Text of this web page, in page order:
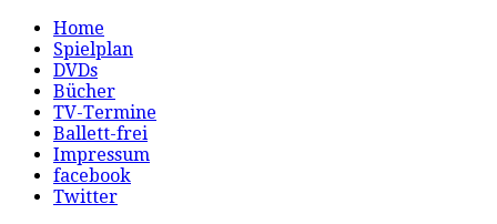
Home
Spielplan
DVDs
Bücher
TV-Termine
Ballett-frei
Impressum
facebook
Twitter